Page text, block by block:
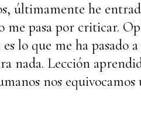
últimamente he
me pasa por criticar.
lo que me ha pasado
nada. Lección
nos